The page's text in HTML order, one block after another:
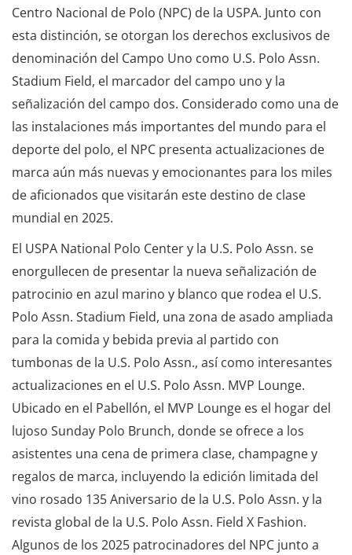
Centro Nacional de Polo (NPC) de la USPA. Junto con
esta distinción, se otorgan los derechos exclusivos de
denominación del Campo Uno como U.S. Polo Assn.
Stadium Field, el marcador del campo uno y la
señalización del campo dos. Considerado como una de
las instalaciones más importantes del mundo para el
deporte del polo, el NPC presenta actualizaciones de
marca aún más nuevas y emocionantes para los miles
de aficionados que visitarán este destino de clase
mundial en 2025.
El USPA National Polo Center y la U.S. Polo Assn. se
enorgullecen de presentar la nueva señalización de
patrocinio en azul marino y blanco que rodea el U.S.
Polo Assn. Stadium Field, una zona de asado ampliada
para la comida y bebida previa al partido con
tumbonas de la U.S. Polo Assn., así como interesantes
actualizaciones en el U.S. Polo Assn. MVP Lounge.
Ubicado en el Pabellón, el MVP Lounge es el hogar del
lujoso Sunday Polo Brunch, donde se ofrece a los
asistentes una cena de primera clase, champagne y
regalos de marca, incluyendo la edición limitada del
vino rosado 135 Aniversario de la U.S. Polo Assn. y la
revista global de la U.S. Polo Assn. Field X Fashion.
Algunos de los 2025 patrocinadores del NPC junto a